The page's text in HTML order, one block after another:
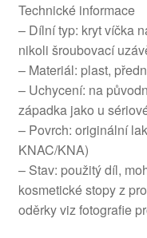
Technické informace
– Dílní typ: kryt víčka
nikoli šroubovací
– Materiál: plast,
– Uchycení: na
západka jako u
– Povrch: originální
KNAC/KNA)
– Stav: použitý díl,
kosmetické stopy z
oděrky viz fotografie